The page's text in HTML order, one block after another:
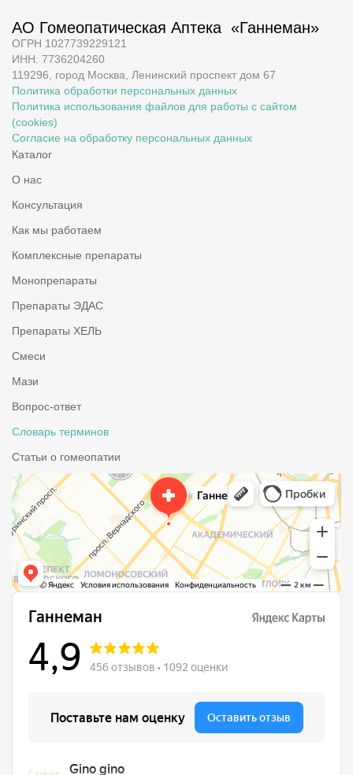
АО Гомеопатическая Аптека «Ганнеман»
ОГРН 1027739229121
ИНН: 7736204260
119296, город Москва, Ленинский проспект дом 67
Политика обработки персональных данных
Политика использования файлов для работы с сайтом
(cookies)
Согласие на обработку персональных данных
Каталог
О нас
Консультация
Как мы работаем
Комплексные препараты
Монопрепараты
Препараты ЭДАС
Препараты ХЕЛЬ
Смеси
Мази
Вопрос-ответ
Словарь терминов
Статьи о гомеопатии